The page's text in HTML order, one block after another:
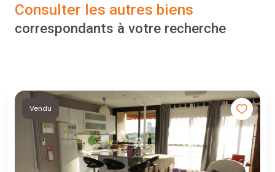
consulter les autres biens
correspondants à votre recherche
Vendu